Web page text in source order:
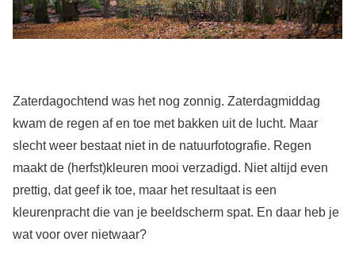
Zaterdagochtend was het nog zonnig. Zaterdagmiddag
kwam de regen af en toe met bakken uit de lucht. Maar
slecht weer bestaat niet in de natuurfotografie. Regen
maakt de (herfst)kleuren mooi verzadigd. Niet altijd even
prettig, dat geef ik toe, maar het resultaat is een
kleurenpracht die van je beeldscherm spat. En daar heb je
wat voor over nietwaar?